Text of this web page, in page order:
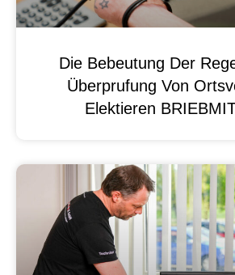
Die Bebeutung Der
Überprufung Von
Elektieren